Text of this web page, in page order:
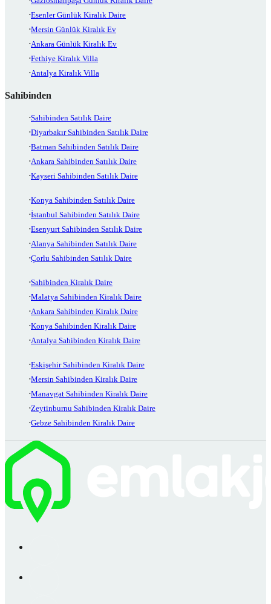
Esenler Günlük Kiralık Daire
Mersin Günlük Kiralık Ev
Ankara Günlük Kiralık Ev
Fethiye Kiralık Villa
Antalya Kiralık Villa
Sahibinden
Sahibinden Satılık Daire
Diyarbakır Sahibinden Satılık Daire
Batman Sahibinden Satılık Daire
Ankara Sahibinden Satılık Daire
Kayseri Sahibinden Satılık Daire
Konya Sahibinden Satılık Daire
İstanbul Sahibinden Satılık Daire
Esenyurt Sahibinden Satılık Daire
Alanya Sahibinden Satılık Daire
Çorlu Sahibinden Satılık Daire
Sahibinden Kiralık Daire
Malatya Sahibinden Kiralık Daire
Ankara Sahibinden Kiralık Daire
Konya Sahibinden Kiralık Daire
Antalya Sahibinden Kiralık Daire
Eskişehir Sahibinden Kiralık Daire
Mersin Sahibinden Kiralık Daire
Manavgat Sahibinden Kiralık Daire
Zeytinburnu Sahibinden Kiralık Daire
Gebze Sahibinden Kiralık Daire